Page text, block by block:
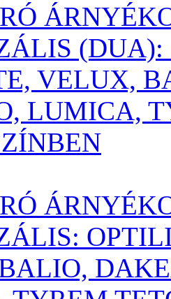
(DUA):
VELUX,
LUMICA,